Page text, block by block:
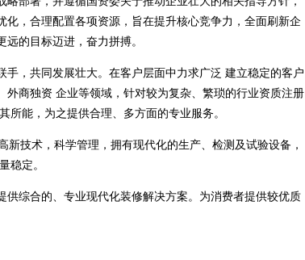
，合理配置各项资源，旨在提升核心竞争力，全面刷新企
的目标迈进，奋力拼搏。
，共同发展壮大。在客户层面中力求广泛 建立稳定的客户
商独资 企业等领域，针对较为复杂、繁琐的行业资质注册
能，为之提供合理、多方面的专业服务。
技术，科学管理，拥有现代化的生产、检测及试验设备，
稳定。
综合的、专业现代化装修解决方案。为消费者提供较优质